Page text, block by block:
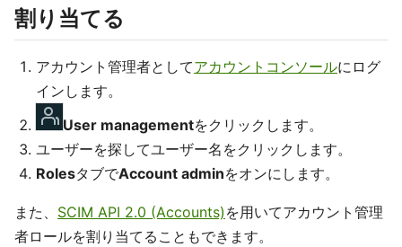
割り当てる
アカウント管理者としてアカウントコンソールにログ
インします。
User managementをクリックします。
ユーザーを探してユーザー名をクリックします。
RolesタブでAccount adminをオンにします。
また、 SCIM API 2.0 (Accounts) を用いてアカウント管理
者ロールを割り当てることもできます。